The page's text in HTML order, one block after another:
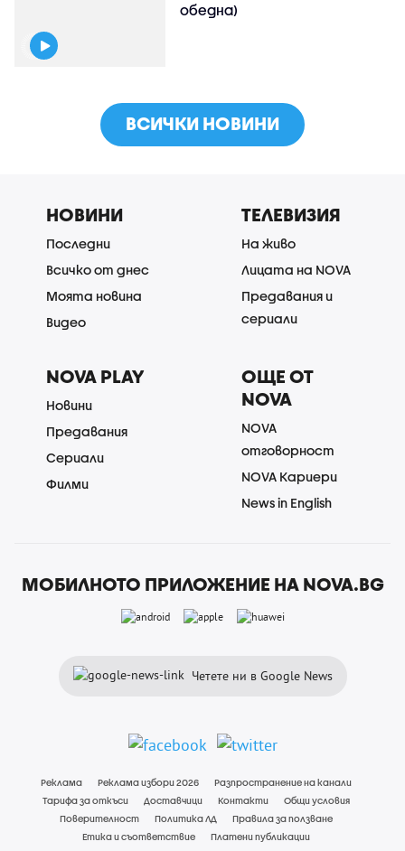
обедна)
ВСИЧКИ НОВИНИ
НОВИНИ
Последни
Всичко от днес
Моята новина
Видео
ТЕЛЕВИЗИЯ
На живо
Лицата на NOVA
Предавания и
сериали
NOVA PLAY
Новини
Предавания
Сериали
Филми
ОЩЕ ОТ
NOVA
NOVA
отговорност
NOVA Кариери
News in English
МОБИЛНОТО ПРИЛОЖЕНИЕ НА NOVA.BG
Четете ни в Google News
Реклама Реклама избори 2026
Разпространение на канали
Тарифа за откъси
Доставчици Контакти
Общи условия
Поверителност
Политика ЛД
Правила за ползване
Етика и съответствие
Платени публикации